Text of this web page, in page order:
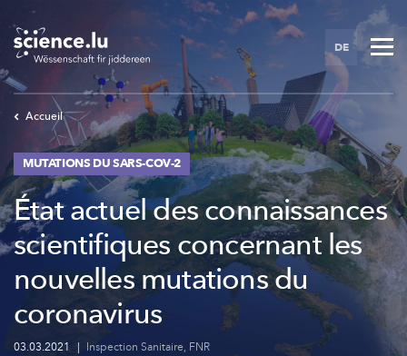
to
main
content
DE
Accueil
MUTATIONS DU SARS-COV-2
État actuel des connaissances
scientifiques concernant les
nouvelles mutations du
coronavirus
03.03.2021 | Inspection Sanitaire, FNR